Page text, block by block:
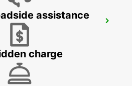
assistance
charge